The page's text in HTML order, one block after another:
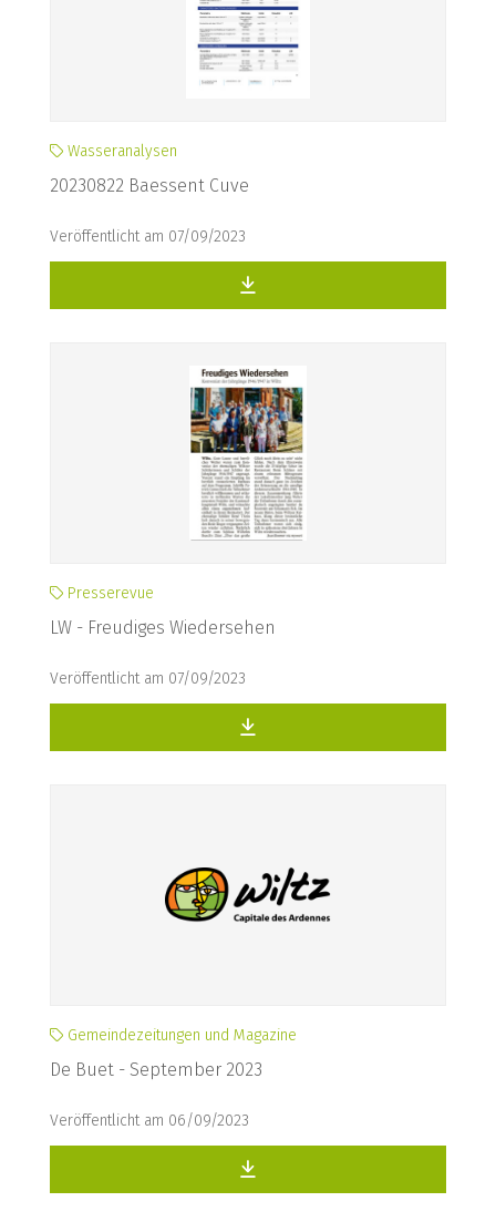
Wasseranalysen
20230822 Baessent Cuve
Veröffentlicht am 07/09/2023
Presserevue
LW - Freudiges Wiedersehen
Veröffentlicht am 07/09/2023
Gemeindezeitungen und Magazine
De Buet - September 2023
Veröffentlicht am 06/09/2023